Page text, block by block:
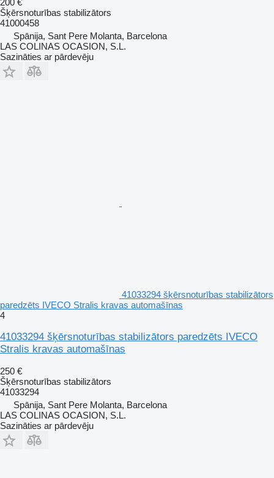
200 €
Šķērsnoturības stabilizātors
41000458
Spānija, Sant Pere Molanta, Barcelona
LAS COLINAS OCASION, S.L.
Sazināties ar pārdevēju
41033294 šķērsnoturības stabilizātors
paredzēts IVECO Stralis kravas automašīnas
4
41033294 šķērsnoturības stabilizātors paredzēts IVECO
Stralis kravas automašīnas
250 €
Šķērsnoturības stabilizātors
41033294
Spānija, Sant Pere Molanta, Barcelona
LAS COLINAS OCASION, S.L.
Sazināties ar pārdevēju